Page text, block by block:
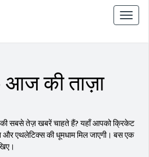
टॉगल
से
की ताज़ा
सबसे तेज़ खबरें चाहते हैं? यहाँ आपको क्रिकेट
और एथलेटिक्स की धूमधाम मिल जाएगी। बस एक